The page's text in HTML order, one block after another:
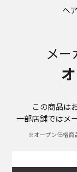
ヘ
メー
この商品は
一部店舗ではメ
※オープン価格商